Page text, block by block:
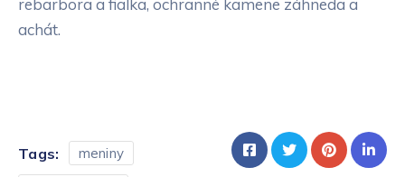
rebarbora a fialka, ochranné kamene záhneda a
achát.
Tags:
meniny